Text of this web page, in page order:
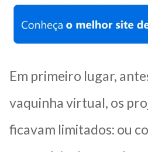
Em primeiro lugar,
vaquinha virtual, os
ficavam limitados: ou